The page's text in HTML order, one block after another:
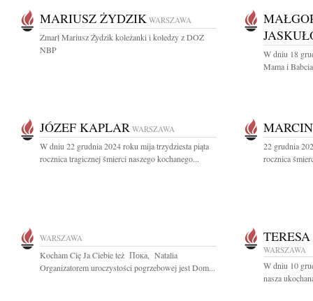
MARIUSZ ŻYDZIK WARSZAWA
Zmarł Mariusz Żydzik koleżanki i koledzy z DOZ
NBP
W dniu 18
Mama i
JÓZEF KAPLAR WARSZAWA
W dniu 22 grudnia 2024 roku mija trzydziesta piąta
rocznica tragicznej śmierci naszego kochanego...
22 grudnia
rocznica
WARSZAWA
Kocham Cię Ja Ciebie też Пока, Natalia
Organizatorem uroczystości pogrzebowej jest Dom...
WARSZAWA
W dniu 10
nasza